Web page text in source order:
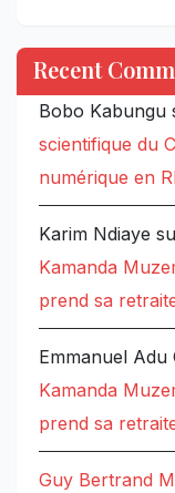
Recent
Bobo Kabungu
scientifique du
numérique en
Karim Ndiaye
Kamanda
prend sa
Emmanuel Adu
Kamanda
prend sa
Guy Bertrand